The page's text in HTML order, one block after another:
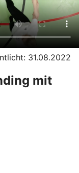
31.08.2022
mit